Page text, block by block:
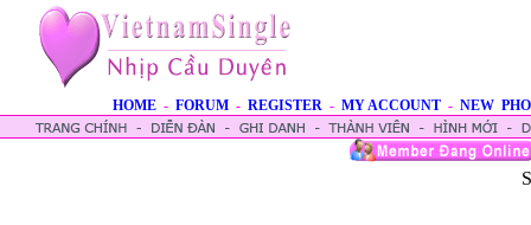
HOME - FORUM - REGISTER - MY ACCOUNT - NEW